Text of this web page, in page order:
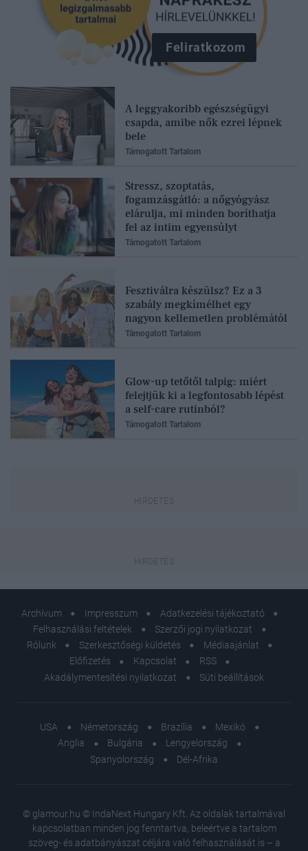
Feliratkozom
A leggyakoribb egészségügyi
csapda, amibe nők ezrei lépnek
bele
Támogatott Tartalom
Stressz, szoptatás,
fogamzásgátló: a nőgyógyász
elárulja, mi minden boríthatja
fel az intim egyensúlyt
Támogatott Tartalom
Fesztiválra készülsz? Ez a 3
szabály megkímélhet egy
nagyon kellemetlen problémától
Támogatott Tartalom
Glow-up tetőtől talpig: miért
felejtjük ki a legfontosabb lépést
a self-care rutinból?
Támogatott Tartalom
Archívum Impresszum
Adatkezelési tájékoztató
Felhasználási feltételek
Szerzői jogi nyilatkozat
Rólunk
Szerkesztőségi küldetés
Médiaajánlat
Előfizetés
Kapcsolat
RSS
Akadálymentesítési nyilatkozat
Süti beállítások
USA Németország Brazília
Mexikó
Anglia
Bulgária
Lengyelország
Spanyolország
Dél-Afrika
© glamour.hu © IndaNext Hungary Kft. Az oldalak tartalmával
kapcsolatban minden jog fenntartva, beleértve a tartalom
szöveg- és adatbányászat céljára való felhasználását is – a